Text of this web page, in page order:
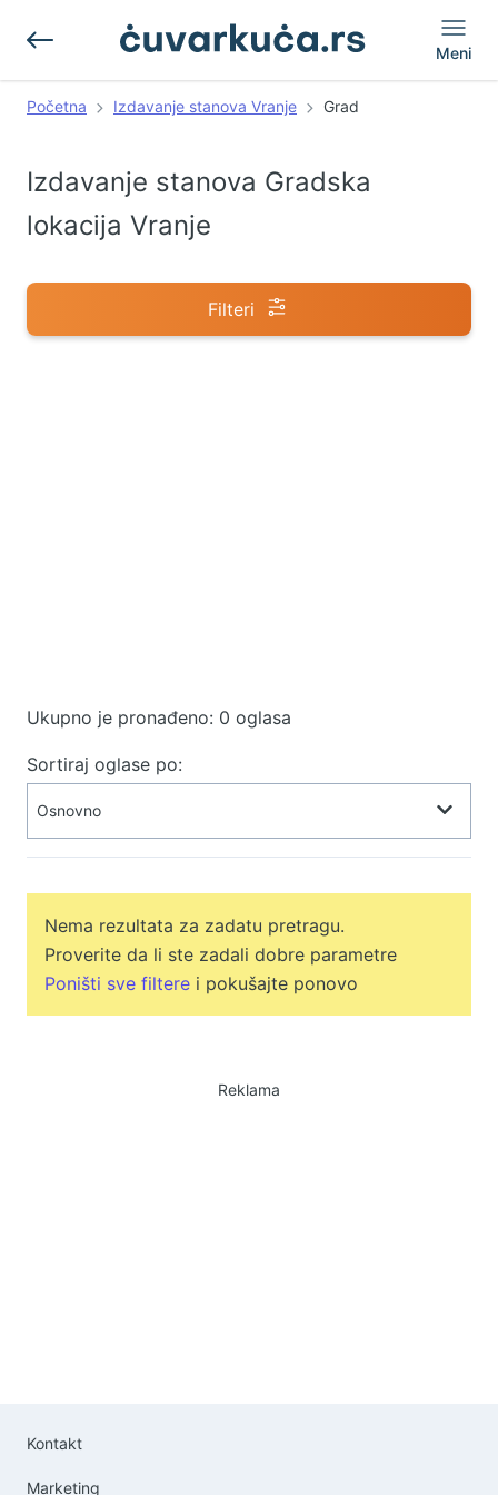
Meni
Početna Izdavanje stanova Vranje Grad
Izdavanje stanova Gradska
lokacija Vranje
Filteri
Ukupno je pronađeno: 0 oglasa
Sortiraj oglase po:
Nema rezultata za zadatu pretragu.
Proverite da li ste zadali dobre parametre
Poništi sve filtere i pokušajte ponovo
Reklama
Kontakt
Marketing